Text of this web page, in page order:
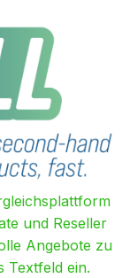
und Reseller
Angebote zu
Textfeld ein.